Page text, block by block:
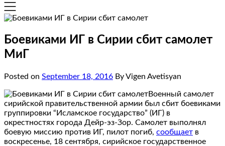
Боевиками ИГ в Сирии сбит самолет
МиГ
Posted on September 18, 2016 By Vigen Avetisyan
Военный самолет
сирийской правительственной армии был сбит боевиками
группировки “Исламское государство” (ИГ) в
окрестностях города Дейр-эз-Зор. Самолет выполнял
боевую миссию против ИГ, пилот погиб, сообщает в
воскресенье, 18 сентября, сирийское государственное